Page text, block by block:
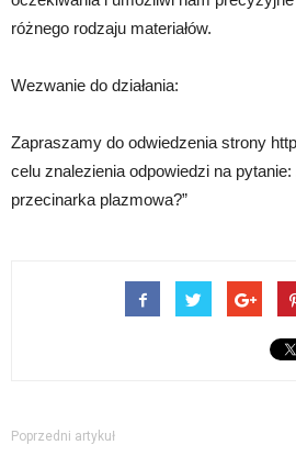
różnego rodzaju materiałów.
Wezwanie do działania:
Zapraszamy do odwiedzenia strony
celu znalezienia odpowiedzi na
przecinarka plazmowa?”
Poprzedni artykuł